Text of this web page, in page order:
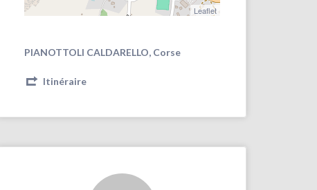
Leaflet
PIANOTTOLI CALDARELLO, Corse
Itinéraire